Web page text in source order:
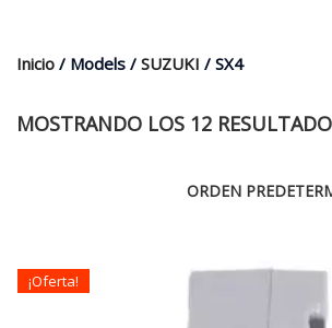
Inicio / Models / SUZUKI / SX4
MOSTRANDO LOS 12
¡Oferta!